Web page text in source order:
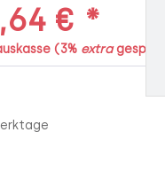
€ *
(3% extragespart)